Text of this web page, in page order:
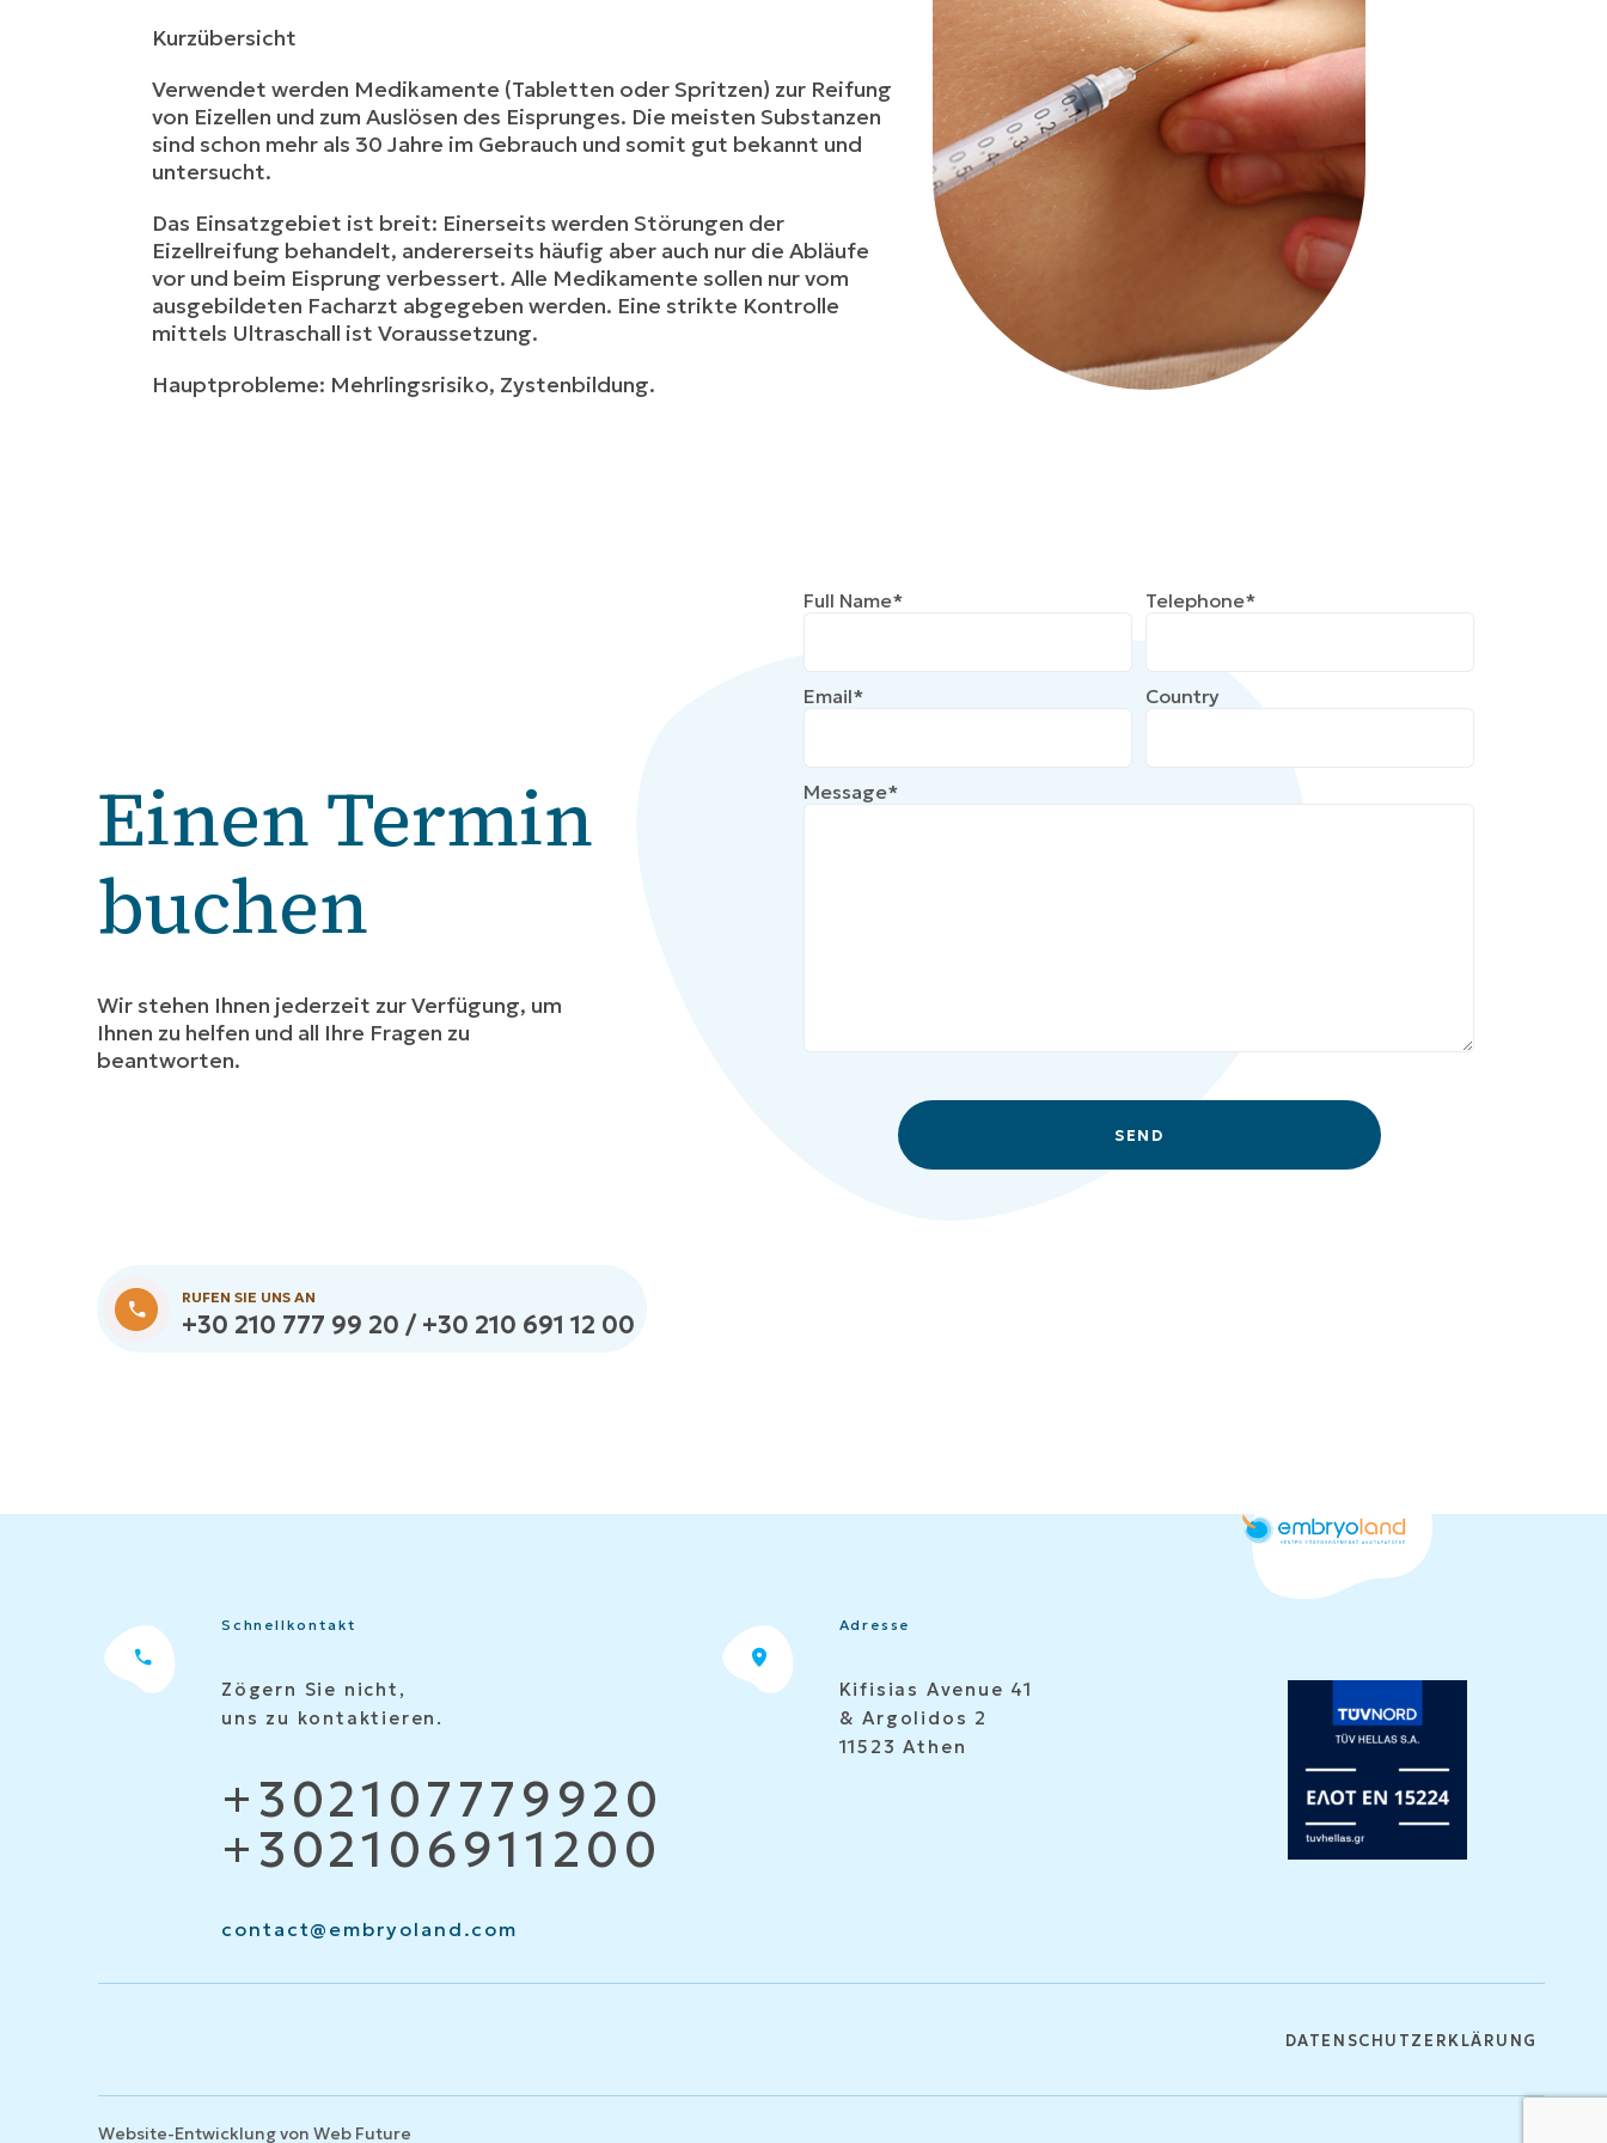
Kurzübersicht
Verwendet werden Medikamente (Tabletten oder Spritzen) zur Reifung
von Eizellen und zum Auslösen des Eisprunges. Die meisten Substanzen
sind schon mehr als 30 Jahre im Gebrauch und somit gut bekannt und
untersucht.
Das Einsatzgebiet ist breit: Einerseits werden Störungen der
Eizellreifung behandelt, andererseits häufig aber auch nur die Abläufe
vor und beim Eisprung verbessert. Alle Medikamente sollen nur vom
ausgebildeten Facharzt abgegeben werden. Eine strikte Kontrolle
mittels Ultraschall ist Voraussetzung.
Hauptprobleme: Mehrlingsrisiko, Zystenbildung.
Einen Termin
buchen
Wir stehen Ihnen jederzeit zur Verfügung, um
Ihnen zu helfen und all Ihre Fragen zu
beantworten.
RUFEN SIE UNS AN
+30 210 777 99 20 / +30 210 691 12 00
Full Name* Telephone*
Email* Country
Message*
Schnellkontakt
Zögern Sie nicht,
uns zu kontaktieren.
+302107779920
+302106911200
contact@embryoland.com
Adresse
Kifisias Avenue 41
& Argolidos 2
11523 Athen
DATENSCHUTZERKLÄRUNG
Website-Entwicklung von Web Future